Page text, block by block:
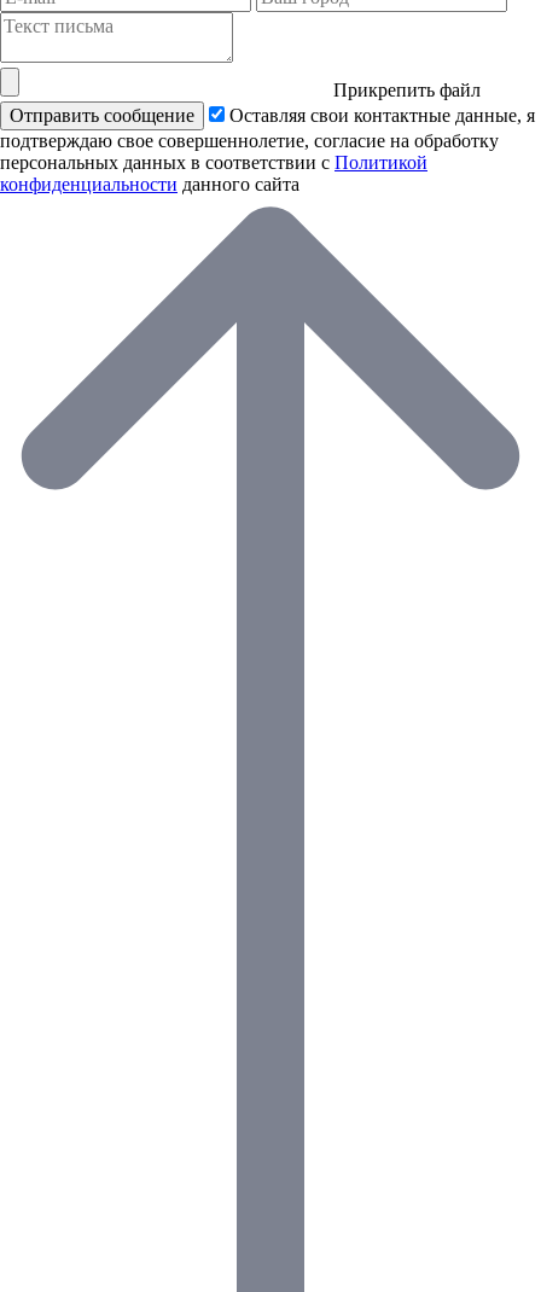
Прикрепить файл
Отправить сообщение
Оставляя свои контактные данные, я
подтверждаю свое совершеннолетие, согласие на обработку
персональных данных в соответствии с Политикой
конфиденциальности данного сайта